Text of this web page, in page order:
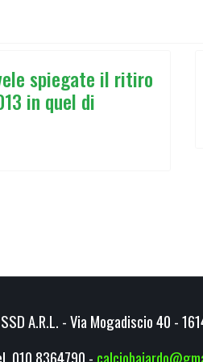
spiegate il ritiro
in quel di
A.R.L. - Via Mogadiscio 40 -
010.8364790 -